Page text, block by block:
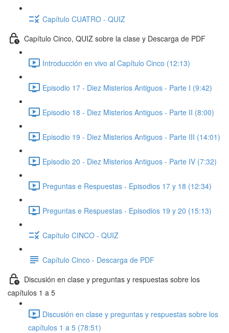
Capítulo CUATRO - QUIZ
Capítulo Cinco, QUIZ sobre la clase y Descarga de PDF
Introducción en vivo al Capítulo Cinco (12:13)
Episodio 17 - Diez Misterios Antiguos - Parte I (9:42)
Episodio 18 - Diez Misterios Antiguos - Parte II (8:00)
Episodio 19 - Diez Misterios Antiguos - Parte III (14:01)
Episodio 20 - Diez Misterios Antiguos - Parte IV (7:32)
Preguntas e Respuestas - Episodios 17 y 18 (12:34)
Preguntas e Respuestas - Episodios 19 y 20 (15:13)
Capítulo CINCO - QUIZ
Capítulo Cinco - Descarga de PDF
Discusión en clase y preguntas y respuestas sobre los
capítulos 1 a 5
Discusión en clase y preguntas y respuestas sobre los
capítulos 1 a 5 (78:51)